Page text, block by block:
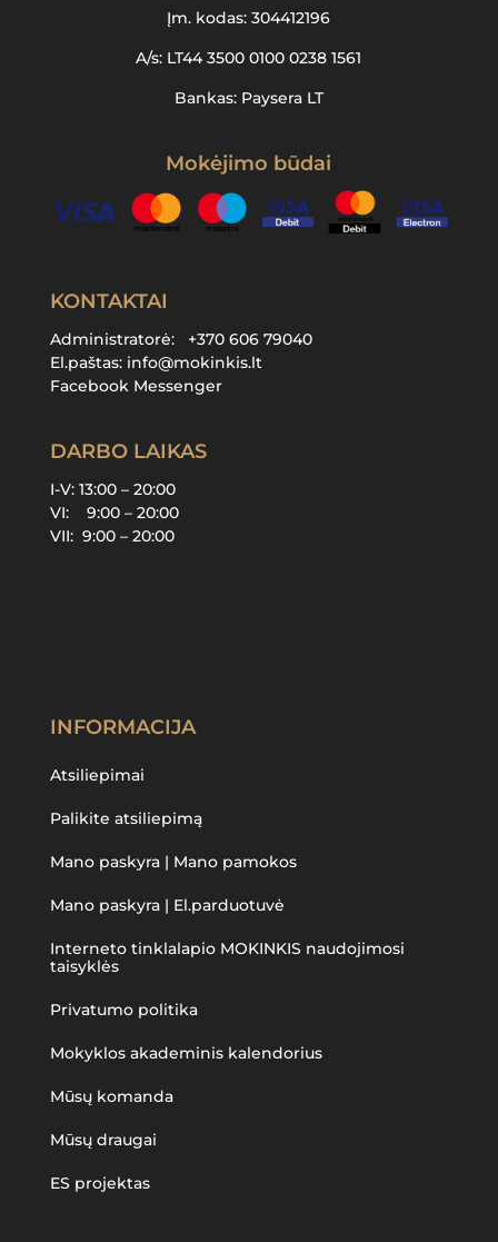
Įm. kodas: 304412196
A/s: LT44 3500 0100 0238 1561
Bankas: Paysera LT
Mokėjimo būdai
KONTAKTAI
Administratorė: +370 606 79040
El.paštas: info@mokinkis.lt
Facebook Messenger
DARBO LAIKAS
I-V: 13:00 – 20:00
VI: 9:00 – 20:00
VII: 9:00 – 20:00
INFORMACIJA
Atsiliepimai
Palikite atsiliepimą
Mano paskyra | Mano pamokos
Mano paskyra | El.parduotuvė
Interneto tinklalapio MOKINKIS naudojimosi
taisyklės
Privatumo politika
Mokyklos akademinis kalendorius
Mūsų komanda
Mūsų draugai
ES projektas